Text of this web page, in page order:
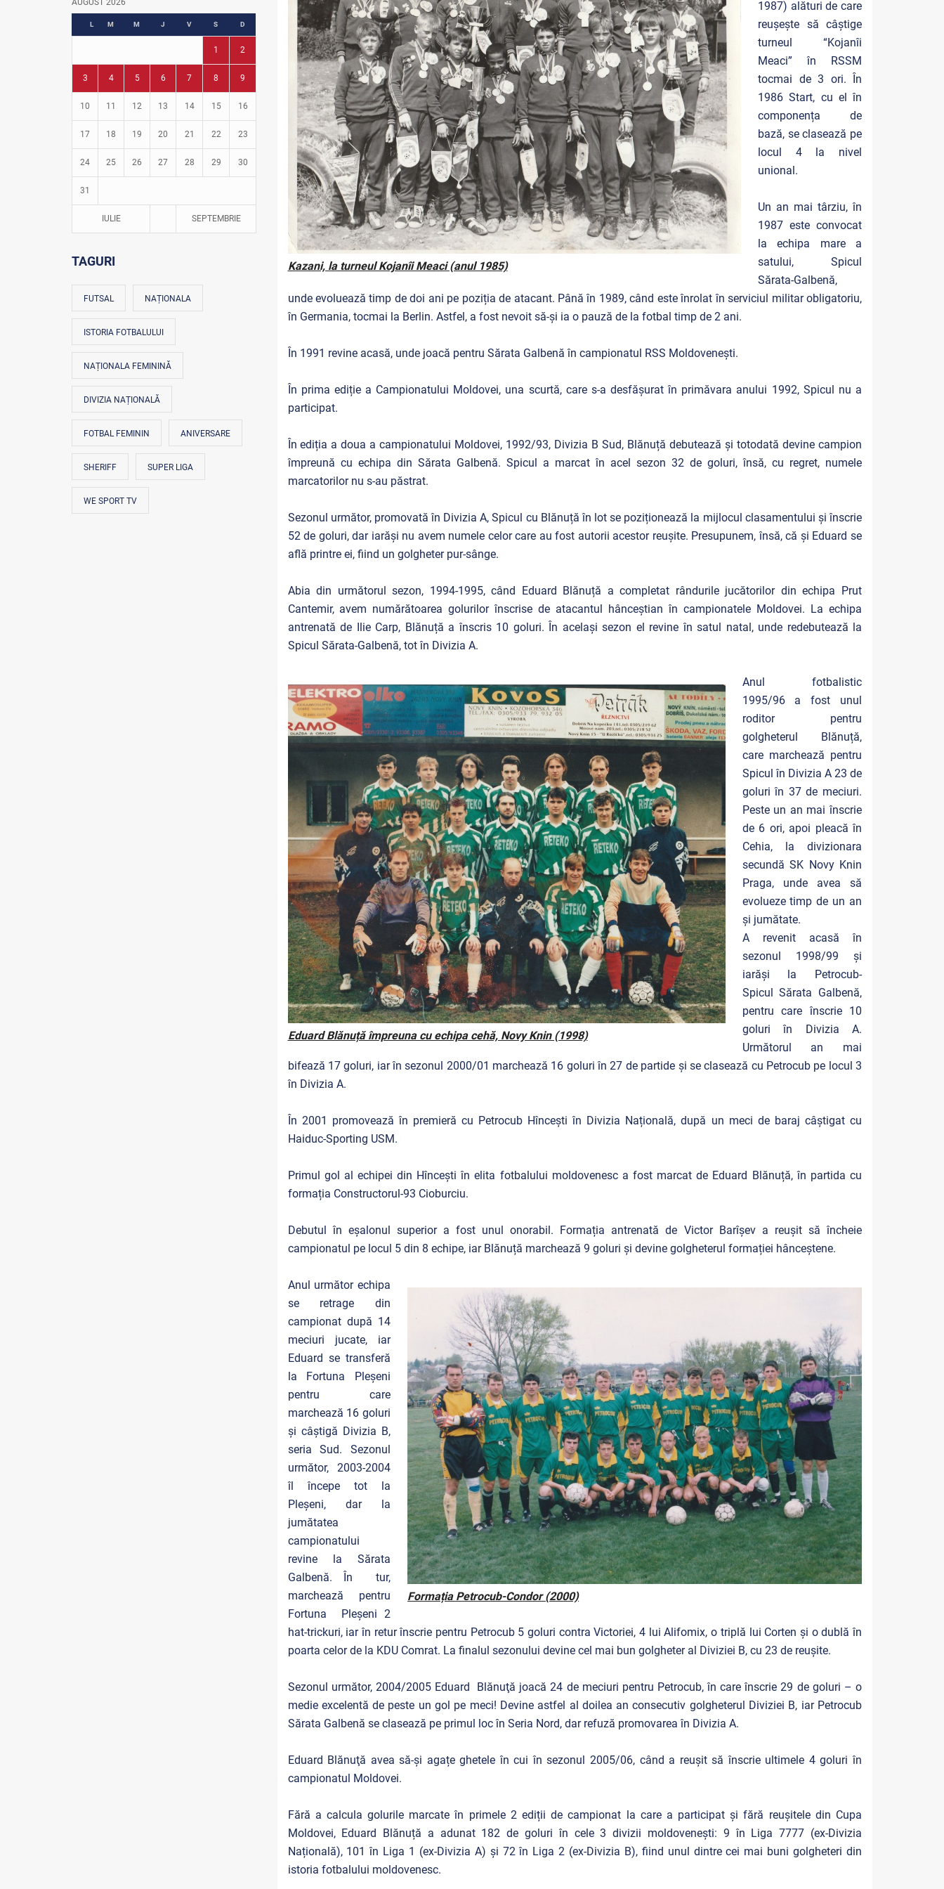
Fotbal în grădinițe
AUGUST 2026
L M M J V S D
1 2
3 4 5 6 7 8 9
10 11 12 13 14 15 16
17 18 19 20 21 22 23
24 25 26 27 28 29 30
31
IULIE SEPTEMBRIE
TAGURI
FUTSAL NAȚIONALA
ISTORIA FOTBALULUI
NAȚIONALA FEMININĂ
DIVIZIA NAȚIONALĂ
FOTBAL FEMININ ANIVERSARE
SHERIFF SUPER LIGA
WE SPORT TV
Kazani, la turneul Kojanîi Meaci (anul 1985)
1987) alături de care
reușește să câștige
turneul “Kojanîi
Meaci” în RSSM
tocmai de 3 ori. În
1986 Start, cu el în
componența de
bază, se clasează pe
locul 4 la nivel
unional.
Un an mai târziu, în
1987 este convocat
la echipa mare a
satului, Spicul
Sărata-Galbenă,
unde evoluează timp de doi ani pe poziția de atacant. Până în 1989, când este înrolat în serviciul militar obligatoriu,
în Germania, tocmai la Berlin. Astfel, a fost nevoit să-și ia o pauză de la fotbal timp de 2 ani.
În 1991 revine acasă, unde joacă pentru Sărata Galbenă în campionatul RSS Moldovenești.
În prima ediție a Campionatului Moldovei, una scurtă, care s-a desfășurat în primăvara anului 1992, Spicul nu a
participat.
În ediția a doua a campionatului Moldovei, 1992/93, Divizia B Sud, Blănuță debutează și totodată devine campion
împreună cu echipa din Sărata Galbenă. Spicul a marcat în acel sezon 32 de goluri, însă, cu regret, numele
marcatorilor nu s-au păstrat.
Sezonul următor, promovată în Divizia A, Spicul cu Blănuță în lot se poziționează la mijlocul clasamentului și înscrie
52 de goluri, dar iarăși nu avem numele celor care au fost autorii acestor reușite. Presupunem, însă, că și Eduard se
află printre ei, fiind un golgheter pur-sânge.
Abia din următorul sezon, 1994-1995, când Eduard Blănuță a completat rândurile jucătorilor din echipa Prut
Cantemir, avem numărătoarea golurilor înscrise de atacantul hânceștian în campionatele Moldovei. La echipa
antrenată de Ilie Carp, Blănuță a înscris 10 goluri. În același sezon el revine în satul natal, unde redebutează la
Spicul Sărata-Galbenă, tot în Divizia A.
Eduard Blănuță împreuna cu echipa cehă, Novy Knin (1998)
Anul fotbalistic
1995/96 a fost unul
roditor pentru
golgheterul Blănuță,
care marchează pentru
Spicul în Divizia A 23 de
goluri în 37 de meciuri.
Peste un an mai înscrie
de 6 ori, apoi pleacă în
Cehia, la divizionara
secundă SK Novy Knin
Praga, unde avea să
evolueze timp de un an
și jumătate.
A revenit acasă în
sezonul 1998/99 și
iarăși la Petrocub-
Spicul Sărata Galbenă,
pentru care înscrie 10
goluri în Divizia A.
Următorul an mai
bifează 17 goluri, iar în sezonul 2000/01 marchează 16 goluri în 27 de partide și se clasează cu Petrocub pe locul 3
în Divizia A.
În 2001 promovează în premieră cu Petrocub Hîncești în Divizia Națională, după un meci de baraj câștigat cu
Haiduc-Sporting USM.
Primul gol al echipei din Hîncești în elita fotbalului moldovenesc a fost marcat de Eduard Blănuță, în partida cu
formația Constructorul-93 Cioburciu.
Debutul în eșalonul superior a fost unul onorabil. Formația antrenată de Victor Barîșev a reușit să încheie
campionatul pe locul 5 din 8 echipe, iar Blănuță marchează 9 goluri și devine golgheterul formației hânceștene.
Formația Petrocub-Condor (2000)
Anul următor echipa
se retrage din
campionat după 14
meciuri jucate, iar
Eduard se transferă
la Fortuna Pleșeni
pentru care
marchează 16 goluri
și câștigă Divizia B,
seria Sud. Sezonul
următor, 2003-2004
îl începe tot la
Pleșeni, dar la
jumătatea
campionatului
revine la Sărata
Galbenă. În tur,
marchează pentru
Fortuna Pleșeni 2
hat-trickuri, iar în retur înscrie pentru Petrocub 5 goluri contra Victoriei, 4 lui Alifomix, o triplă lui Corten şi o dublă în
poarta celor de la KDU Comrat. La finalul sezonului devine cel mai bun golgheter al Diviziei B, cu 23 de reușite.
Sezonul următor, 2004/2005 Eduard Blănuţă joacă 24 de meciuri pentru Petrocub, în care înscrie 29 de goluri – o
medie excelentă de peste un gol pe meci! Devine astfel al doilea an consecutiv golgheterul Diviziei B, iar Petrocub
Sărata Galbenă se clasează pe primul loc în Seria Nord, dar refuză promovarea în Divizia A.
Eduard Blănuţă avea să-și agațe ghetele în cui în sezonul 2005/06, când a reușit să înscrie ultimele 4 goluri în
campionatul Moldovei.
Fără a calcula golurile marcate în primele 2 ediții de campionat la care a participat și fără reușitele din Cupa
Moldovei, Eduard Blănuță a adunat 182 de goluri în cele 3 divizii moldovenești: 9 în Liga 7777 (ex-Divizia
Națională), 101 în Liga 1 (ex-Divizia A) și 72 în Liga 2 (ex-Divizia B), fiind unul dintre cei mai buni golgheteri din
istoria fotbalului moldovenesc.